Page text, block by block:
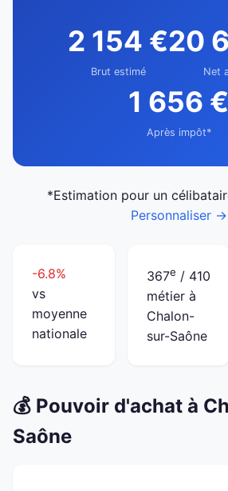
2 154 €
Brut estimé
20
Net
1 656 €
Après impôt*
*Estimation pour un
Personnaliser →
-6.8%
vs
moyenne
nationale
367e / 410
métier à
Chalon-
sur-Saône
💰 Pouvoir d'achat à
Saône